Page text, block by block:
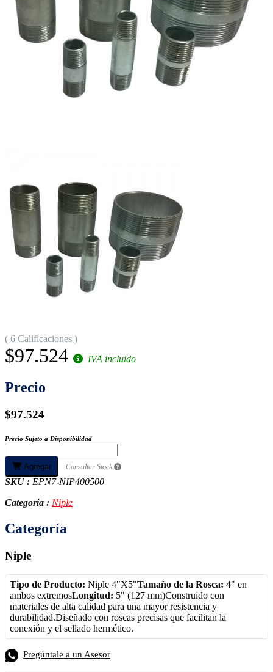
( 6 Calificaciones )
$97.524 IVA incluido
Precio
$97.524
Precio Sujeto a Disponibilidad
Agregar Consultar Stock
SKU : EPN7-NIP400500
Categoría : Niple
Categoría
Niple
Tipo de Producto: Niple 4"X5"Tamaño de la Rosca: 4" en
ambos extremosLongitud: 5" (127 mm)Construido con
materiales de alta calidad para una mayor resistencia y
durabilidad.Diseñado con roscas precisas que facilitan la
conexión y el sellado hermético.
Pregúntale a un Asesor